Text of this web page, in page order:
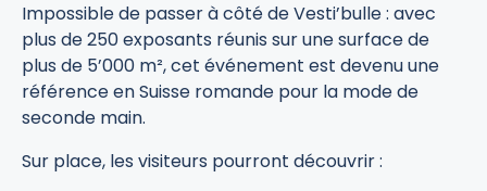
Impossible de passer à côté de Vesti’bulle : avec
plus de 250 exposants réunis sur une surface de
plus de 5’000 m², cet événement est devenu une
référence en Suisse romande pour la mode de
seconde main.
Sur place, les visiteurs pourront découvrir :